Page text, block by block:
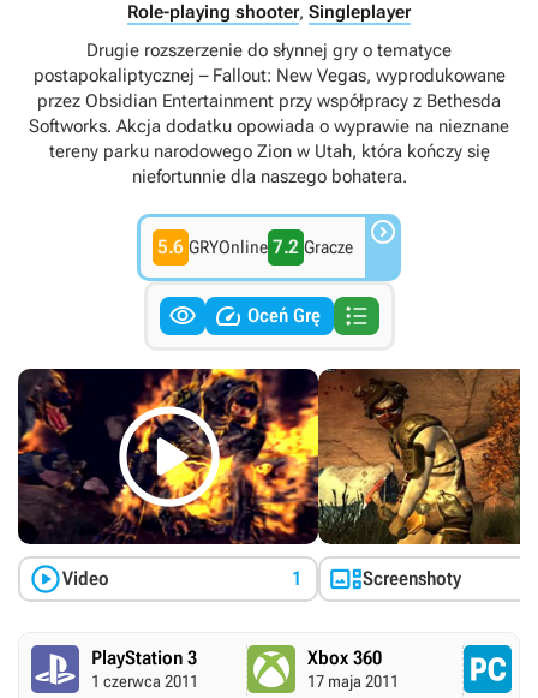
Role-playing shooter, Singleplayer
Drugie rozszerzenie do słynnej gry o tematyce
postapokaliptycznej – Fallout: New Vegas, wyprodukowane
przez Obsidian Entertainment przy współpracy z Bethesda
Softworks. Akcja dodatku opowiada o wyprawie na nieznane
tereny parku narodowego Zion w Utah, która kończy się
niefortunnie dla naszego bohatera.
5.6 GRYOnline 7.2 Gracze 
  Oceń Grę 

Video 1 Screenshoty
PlayStation 3
1 czerwca 2011
Xbox 360
17 maja 2011